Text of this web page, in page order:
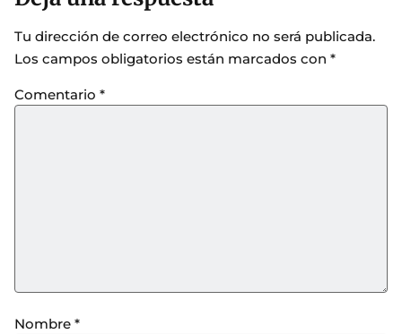
Tu dirección de correo electrónico no será publicada.
Los campos obligatorios están marcados con *
Comentario *
Nombre *